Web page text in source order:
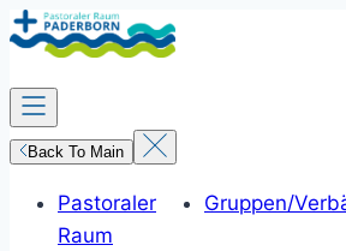
Zum
Inhalt
springen
Back To Main
Pastoraler
Raum
Gruppen/